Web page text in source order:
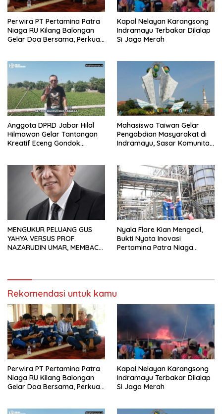
Perwira PT Pertamina Patra
Niaga RU Kilang Balongan
Gelar Doa Bersama, Perkuat
Kapal Nelayan Karangsong
Indramayu Terbakar Dilalap
Si Jago Merah
Anggota DPRD Jabar Hilal
Hilmawan Gelar Tantangan
Kreatif Eceng Gondok
Mahasiswa Taiwan Gelar
Pengabdian Masyarakat di
Indramayu, Sasar Komunitas
MENGUKUR PELUANG GUS
YAHYA VERSUS PROF.
NAZARUDIN UMAR, MEMBACA
Nyala Flare Kian Mengecil,
Bukti Nyata Inovasi
Pertamina Patra Niaga
Rekomendasi untuk kamu
Perwira PT Pertamina Patra
Niaga RU Kilang Balongan
Gelar Doa Bersama, Perkuat
Kapal Nelayan Karangsong
Indramayu Terbakar Dilalap
Si Jago Merah